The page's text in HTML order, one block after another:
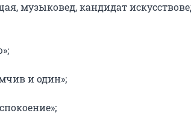
музыковед, кандидат
и один»;